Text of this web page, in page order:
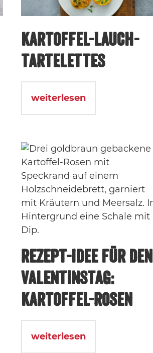
KARTOFFEL-LAUCH-
TARTELETTES
weiterlesen
REZEPT-IDEE FÜR DEN
VALENTINSTAG:
KARTOFFEL-ROSEN
weiterlesen